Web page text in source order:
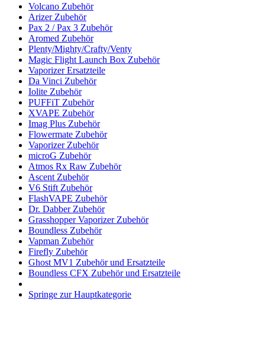
Volcano Zubehör
Arizer Zubehör
Pax 2 / Pax 3 Zubehör
Aromed Zubehör
Plenty/Mighty/Crafty/Venty
Magic Flight Launch Box Zubehör
Vaporizer Ersatzteile
Da Vinci Zubehör
Iolite Zubehör
PUFFiT Zubehör
XVAPE Zubehör
Imag Plus Zubehör
Flowermate Zubehör
Vaporizer Zubehör
microG Zubehör
Atmos Rx Raw Zubehör
Ascent Zubehör
V6 Stift Zubehör
FlashVAPE Zubehör
Dr. Dabber Zubehör
Grasshopper Vaporizer Zubehör
Boundless Zubehör
Vapman Zubehör
Firefly Zubehör
Ghost MV1 Zubehör und Ersatzteile
Boundless CFX Zubehör und Ersatzteile
Springe zur Hauptkategorie